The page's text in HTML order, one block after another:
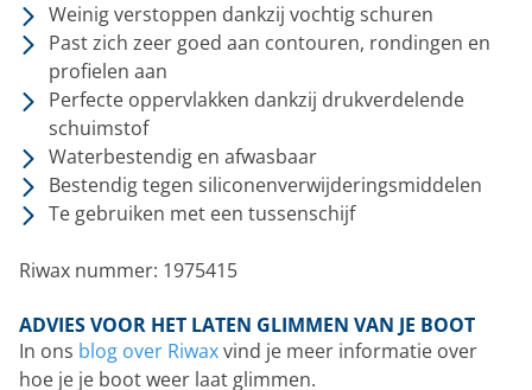
Weinig verstoppen dankzij vochtig schuren
Past zich zeer goed aan contouren, rondingen en
profielen aan
Perfecte oppervlakken dankzij drukverdelende
schuimstof
Waterbestendig en afwasbaar
Bestendig tegen siliconenverwijderingsmiddelen
Te gebruiken met een tussenschijf
Riwax nummer: 1975415
ADVIES VOOR HET LATEN GLIMMEN VAN JE BOOT
In ons blog over Riwaxvind je meer informatie over
hoe je je boot weer laat glimmen.